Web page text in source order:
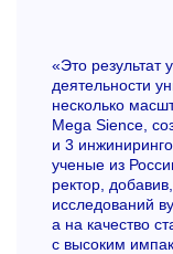
«Это результат
деятельности
несколько
Mega Sience,
и 3
ученые из
ректор,
исследований
а на качество
с высоким